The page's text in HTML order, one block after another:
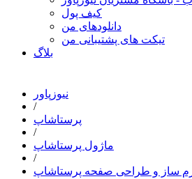
کیف پول
دانلودهای من
تیکت های پشتیبانی من
بلاگ
نیوزپاور
/
پرستاشاپ
/
ماژول پرستاشاپ
/
ساز و طراحی صفحه پرستاشاپ